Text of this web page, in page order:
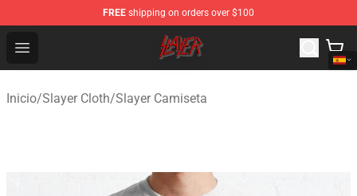
FREE shipping on orders over $100
Open menu
Slayer Store - Official Slayer Merchandise Shop
Inicio/Slayer Cloth/Slayer Camiseta